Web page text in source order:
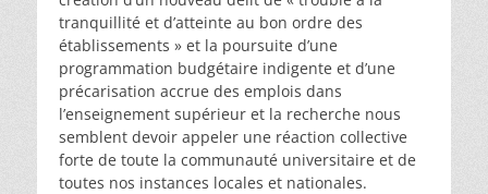
tranquillité et d’atteinte au bon ordre des
établissements » et la poursuite d’une
programmation budgétaire indigente et d’une
précarisation accrue des emplois dans
l’enseignement supérieur et la recherche nous
semblent devoir appeler une réaction collective
forte de toute la communauté universitaire et de
toutes nos instances locales et nationales.